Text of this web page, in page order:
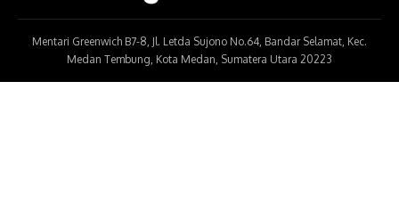
Mentari Greenwich B7-8, Jl. Letda Sujono No.64, Bandar Selamat, Kec.
Medan Tembung, Kota Medan, Sumatera Utara 20223